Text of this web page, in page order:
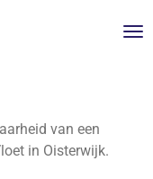
van een
in Oisterwijk.